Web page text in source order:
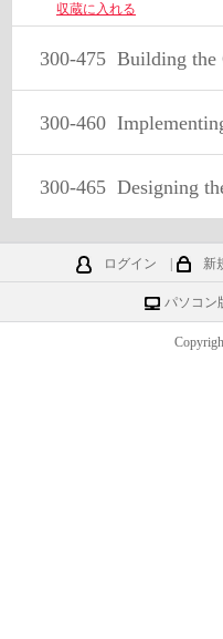
収蔵に入れる
300-475 Building the Cisco Cloud with
300-460 Implementing and
300-465 Designing
ログイン 新
パソコン